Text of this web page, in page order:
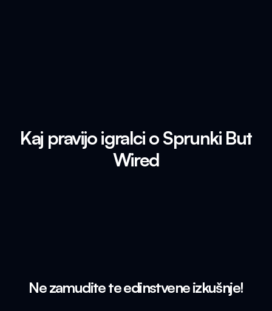
Kaj pravijo igralci o Sprunki But
Wired
Ne zamudite te edinstvene izkušnje!